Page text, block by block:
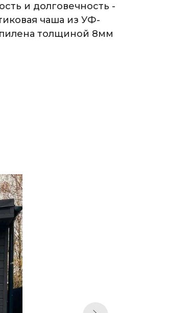
и долговечность -
чаша из УФ-
толщиной 8мм